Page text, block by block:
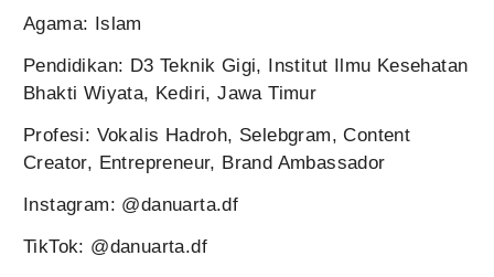
Agama: Islam
Pendidikan: D3 Teknik Gigi, Institut Ilmu Kesehatan
Bhakti Wiyata, Kediri, Jawa Timur
Profesi: Vokalis Hadroh, Selebgram, Content
Creator, Entrepreneur, Brand Ambassador
Instagram: @danuarta.df
TikTok: @danuarta.df